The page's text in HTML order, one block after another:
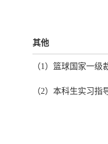
其他
（1） 篮球国家一级
（2） 本科生实习指